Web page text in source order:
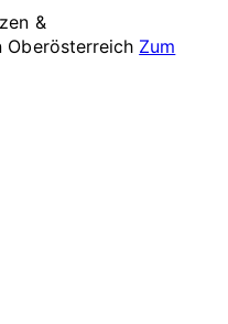
&
Oberösterreich Zum